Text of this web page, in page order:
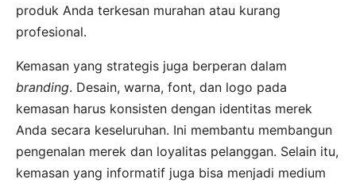
produk Anda terkesan murahan atau kurang
profesional.
Kemasan yang strategis juga berperan dalam
branding. Desain, warna, font, dan logo pada
kemasan harus konsisten dengan identitas merek
Anda secara keseluruhan. Ini membantu membangun
pengenalan merek dan loyalitas pelanggan. Selain itu,
kemasan yang informatif juga bisa menjadi medium